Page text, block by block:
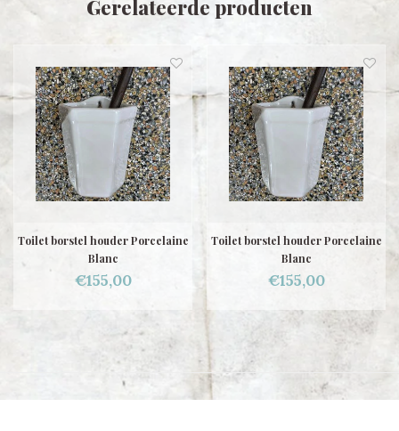
Gerelateerde producten
Toilet borstel houder Porcelaine
Blanc
€155,00
Toilet borstel houder Porcelaine
Blanc
€155,00